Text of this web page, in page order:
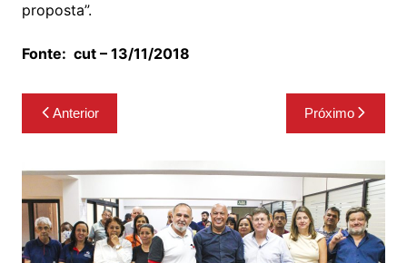
proposta”.
Fonte: cut– 13/11/2018
Navegação
de
Anterior Próximo